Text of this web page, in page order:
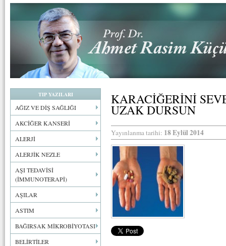
TIP YAZILARI
AĞIZ VE DİŞ SAĞLIĞI
AKCİĞER KANSERİ
ALERJİ
ALERJİK NEZLE
AŞI TEDAVİSİ
(İMMUNOTERAPİ)
AŞILAR
ASTIM
BAĞIRSAK MİKROBİYOTASI
BELİRTİLER
KARACİĞERİNİ
UZAK DURSUN
Yayınlanma tarihi: 18 Eylül 2014